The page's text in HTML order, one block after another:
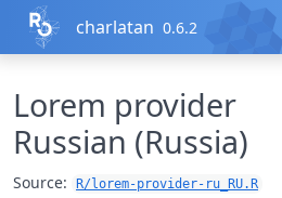
Skip to contents
charlatan 0.6.2
Lorem provider
Russian (Russia)
Source: R/lorem-provider-ru_RU.R